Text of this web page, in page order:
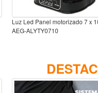
Luz Led Panel motorizado 7 x
AEG-ALYTY0710